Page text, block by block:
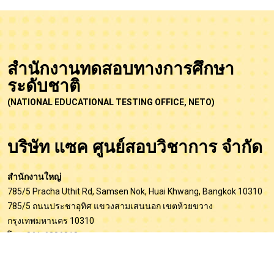
สำนักงานทดสอบทางการศึกษา
ระดับชาติ
(NATIONAL EDUCATIONAL TESTING OFFICE, NETO)
บริษัท แซค ศูนย์สอบวิชาการ จำกัด
สำนักงานใหญ่
785/5 Pracha Uthit Rd, Samsen Nok, Huai Khwang, Bangkok 10310
785/5 ถนนประชาอุทิศ แขวงสามเสนนอก เขตห้วยขวาง
กรุงเทพมหานคร 10310
โทร. 061-6386818